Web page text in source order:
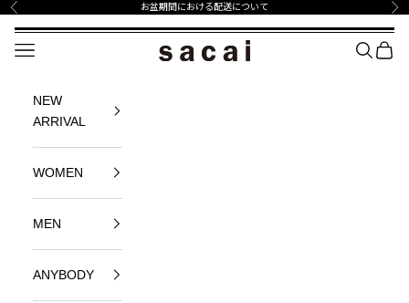
コンテンツへスキップ
前へ お盆期間における配送について 次
sacai Official Store サカイ オフィシャル
メニュー SEARCH
BAG
NEW
ARRIVAL
WOMEN
MEN
ANYBODY